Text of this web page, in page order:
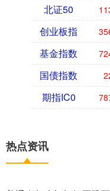
北证50
创业板指
基金指数
国债指数
期指IC0
热点资讯